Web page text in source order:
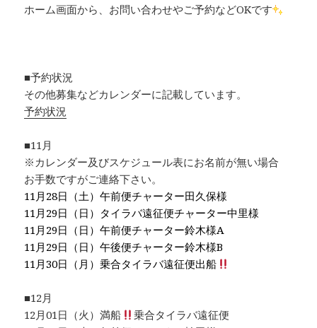
ホーム画面から、お問い合わせやご予約などOKです
■予約状況
その他募集などカレンダーに記載しています。
予約状況
■11月
※カレンダー及びスケジュール表にお名前が無い場合
お手数ですがご連絡下さい。
11月28日（土）午前便チャーター田久保様
11月29日（日）タイラバ遠征便チャーター中里様
11月29日（日）午前便チャーター鈴木様A
11月29日（日）午後便チャーター鈴木様B
11月30日（月）乗合タイラバ遠征便出船
■12月
12月01日（火）満船
乗合タイラバ遠征便